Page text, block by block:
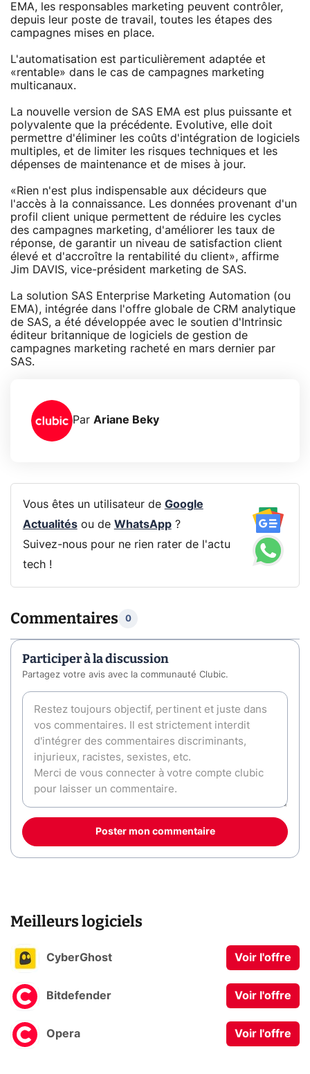
EMA, les responsables marketing peuvent contrôler,
depuis leur poste de travail, toutes les étapes des
campagnes mises en place.
L'automatisation est particulièrement adaptée et
«rentable» dans le cas de campagnes marketing
multicanaux.
La nouvelle version de SAS EMA est plus puissante et
polyvalente que la précédente. Evolutive, elle doit
permettre d'éliminer les coûts d'intégration de logiciels
multiples, et de limiter les risques techniques et les
dépenses de maintenance et de mises à jour.
«Rien n'est plus indispensable aux décideurs que
l'accès à la connaissance. Les données provenant d'un
profil client unique permettent de réduire les cycles
des campagnes marketing, d'améliorer les taux de
réponse, de garantir un niveau de satisfaction client
élevé et d'accroître la rentabilité du client», affirme
Jim DAVIS, vice-président marketing de SAS.
La solution SAS Enterprise Marketing Automation (ou
EMA), intégrée dans l'offre globale de CRM analytique
de SAS, a été développée avec le soutien d'Intrinsic
éditeur britannique de logiciels de gestion de
campagnes marketing racheté en mars dernier par
SAS.
Par Ariane Beky
Vous êtes un utilisateur de Google
Actualitésou de WhatsApp?
Suivez-nous pour ne rien rater de l'actu
tech !
Commentaires 0
Participer à la discussion
Partagez votre avis avec la communauté Clubic.
Poster mon commentaire
Meilleurs logiciels
CyberGhost Voir l'offre
Bitdefender Voir l'offre
Opera Voir l'offre